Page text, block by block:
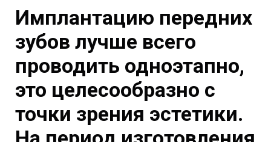
Имплантацию передних
зубов лучше всего
проводить одноэтапно,
это целесообразно с
точки зрения эстетики.